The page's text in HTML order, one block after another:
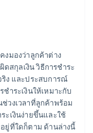
ปกรณ์เคลื่อนที่
ระสบการณ์ของผู้ใช้
ความทะเยอทะยาน
งมองว่าลูกค้าต่าง
ดสกุลเงิน วิธีการชําระ
ง และประสบการณ์
าระเงินให้เหมาะกับ
วงเวลาที่ลูกค้าพร้อม
ะเงินง่ายขึ้นและใช้
ยู่ที่ใดก็ตาม ด้านล่างนี้